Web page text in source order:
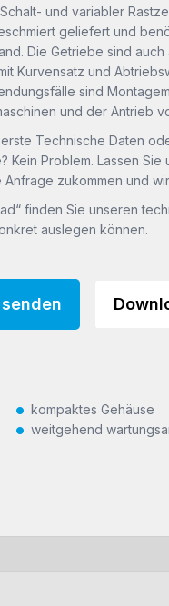
und variabler
geliefert und
Die Getriebe sind
Kurvensatz und
sind
und der Antrieb
Technische Daten
Kein Problem. Lassen Sie
zukommen und
finden Sie unseren
auslegen können.
kompaktes Gehäuse
weitgehend